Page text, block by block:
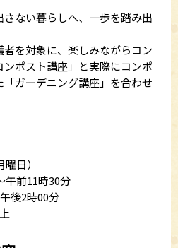
さない暮らしへ、一歩を踏み出
を対象に、楽しみながらコン
ポスト講座」と実際にコンポ
ガーデニング講座」を合わせ
日）
前11時30分
後2時00分